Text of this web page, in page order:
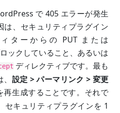
で 405 エラーが発生
は、セキュリティプラグイン
ターからの PUT または
ックしていること、あるいは
ディレクティブです。最も
設定 > パーマリンク > 変更
再生成することです。それで
セキュリティプラグインを 1